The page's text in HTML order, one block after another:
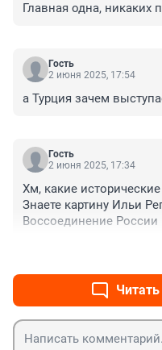
Главная одна, никаких
Гость
2 июня 2025, 17:54
а Турция зачем
Гость
2 июня 2025, 17:34
Хм, какие
Знаете картину Ильи
Воссоединение
славянские народы)))